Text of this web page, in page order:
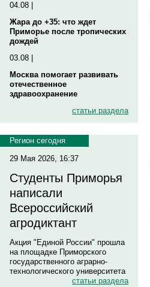
04.08 |
Жара до +35: что ждет
Приморье после тропических
дождей
03.08 |
Москва помогает развивать
отечественное
здравоохранение
статьи раздела
Регион сегодня
29 Мая 2026, 16:37
Студенты Приморья
написали
Всероссийский
агродиктант
Акция "Единой России" прошла
на площадке Приморского
государственного аграрно-
технологического университета
статьи раздела